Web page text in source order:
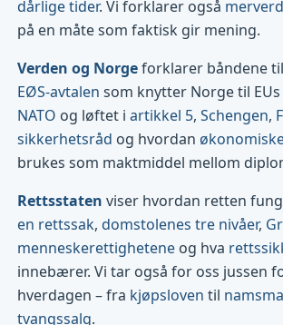
dårlige tider. Vi forklarer også
på en måte som faktisk gir mening.
Verden og Norgeforklarer båndene
EØS-avtalen som knytter Norge til
NATO og løftet iartikkel 5,Schengen,
sikkerhetsråd og hvordan
brukes som maktmiddel mellom
Rettsstaten viser hvordan retten
en rettssak,domstolenes tre nivåer,
menneskerettighetene og hva
innebærer. Vi tar også for oss jussen
hverdagen – fra kjøpsloven til
tvangssalg.